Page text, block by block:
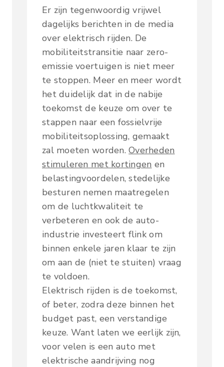
Er zijn tegenwoordig vrijwel
dagelijks berichten in de media
over elektrisch rijden. De
mobiliteitstransitie naar zero-
emissie voertuigen is niet meer
te stoppen. Meer en meer wordt
het duidelijk dat in de nabije
toekomst de keuze om over te
stappen naar een fossielvrije
mobiliteitsoplossing, gemaakt
zal moeten worden.Overheden
stimuleren met kortingen en
belastingvoordelen, stedelijke
besturen nemen maatregelen
om de luchtkwaliteit te
verbeteren en ook de auto-
industrie investeert flink om
binnen enkele jaren klaar te zijn
om aan de (niet te stuiten) vraag
te voldoen.
Elektrisch rijden is de toekomst,
of beter, zodra deze binnen het
budget past, een verstandige
keuze. Want laten we eerlijk zijn,
voor velen is een auto met
elektrische aandrijving nog